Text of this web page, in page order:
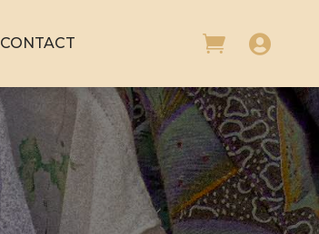
CONTACT 
